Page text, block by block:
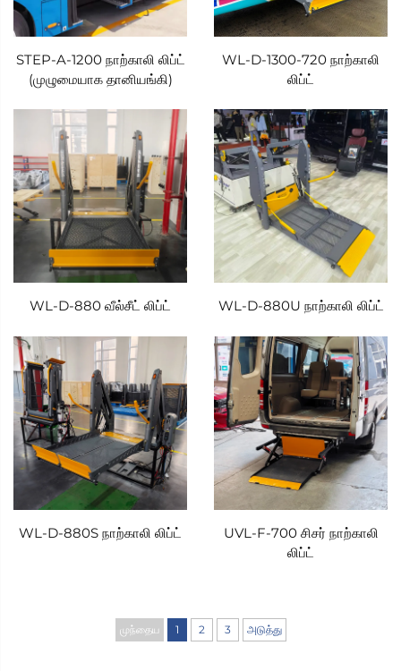
STEP-A-1200 நாற்காலி லிப்ட்
(முழுமையாக தானியங்கி)
WL-D-1300-720 நாற்காலி
லிப்ட்
WL-D-880 வீல்சீட் லிப்ட் WL-D-880U நாற்காலி லிப்ட்
WL-D-880S நாற்காலி லிப்ட்
UVL-F-700 சிசர் நாற்காலி
லிப்ட்
முந்தைய 1 2 3 அடுத்து